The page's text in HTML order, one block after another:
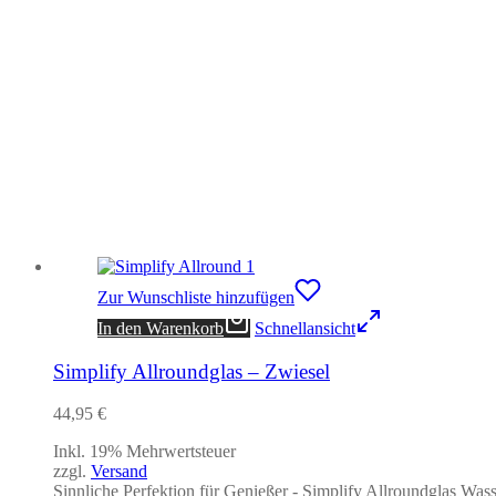
Zur Wunschliste hinzufügen
In den Warenkorb
Schnellansicht
Simplify Allroundglas – Zwiesel
44,95 €
Inkl. 19% Mehrwertsteuer
zzgl. Versand
Sinnliche Perfektion für Genießer - Simplify Allroundglas